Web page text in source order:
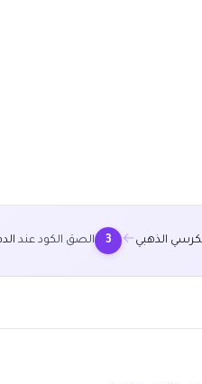
←
3 الصق الكود عند